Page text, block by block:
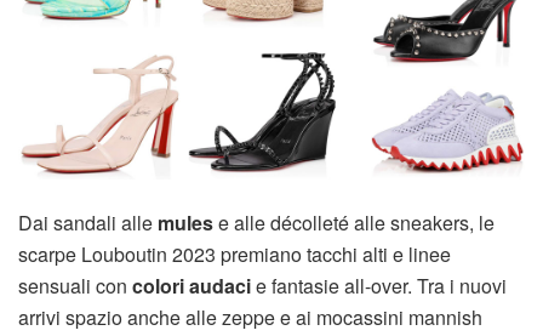
Dai sandali alle mulese alle décolleté alle sneakers, le
scarpe Louboutin 2023 premiano tacchi alti e linee
sensuali con colori audacie fantasie all-over. Tra i nuovi
arrivi spazio anche alle zeppe e ai mocassini mannish